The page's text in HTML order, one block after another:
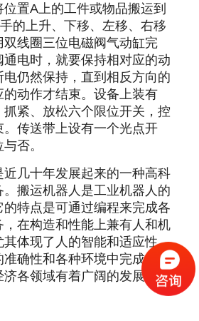
置A上的工件或物品搬运到
的上升、下移、左移、右移
线圈三位电磁阀气动缸完
通电时，就要保持相对应的动
仍然保持，直到相反方向的
动作才结束。设备上装有
抓紧、放松六个限位开关，控
传送带上设有一个光点开
否。
近几十年发展起来的一种高科
搬运机器人是工业机器人的
特点是可通过编程来完成各
在构造和性能上兼有人和机
体现了人的智能和适应性。
确性和各种环境中完成作业
济各领域有着广阔的发展前